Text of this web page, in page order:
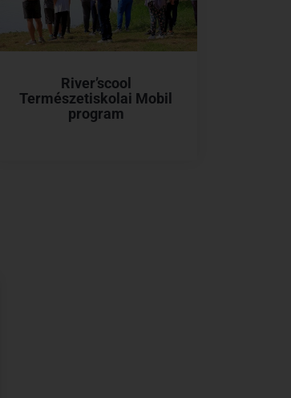
River’scool
Természetiskolai Mobil
program